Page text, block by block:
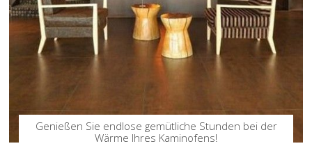
Genießen Sie endlose gemütliche Stunden bei der
Wärme Ihres Kaminofens!